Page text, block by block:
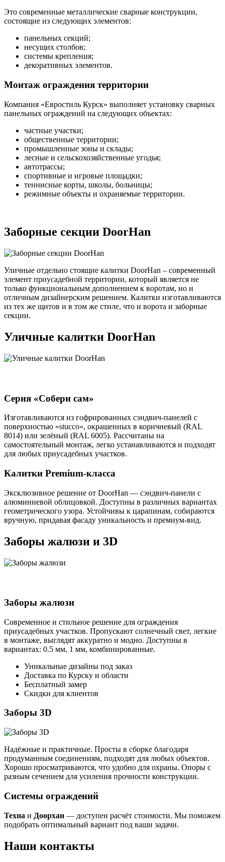
Это современные металлические сварные конструкции,
состоящие из следующих элементов:
панельных секций;
несущих столбов;
системы крепления;
декоративных элементов.
Монтаж ограждения территории
Компания «Евростиль Курск» выполняет установку сварных
панельных ограждений на следующих объектах:
частные участки;
общественные территории;
промышленные зоны и склады;
лесные и сельскохозяйственные угодья;
автотрассы;
спортивные и игровые площадки;
теннисные корты, школы, больницы;
режимные объекты и охраняемые территории.
Заборные секции DoorHan
Уличные отдельно стоящие калитки DoorHan – современный
элемент приусадебной территории, который является не
только функциональным дополнением к воротам, но и
отличным дизайнерским решением. Калитки изготавливаются
из тех же щитов и в том же стиле, что и ворота и заборные
секции.
Уличные калитки DoorHan
Серия «Собери сам»
Изготавливаются из гофрированных сэндвич-панелей с
поверхностью «stucco», окрашенных в коричневый (RAL
8014) или зелёный (RAL 6005). Рассчитаны на
самостоятельный монтаж, легко устанавливаются и подходят
для любых приусадебных участков.
Калитки Premium-класса
Эксклюзивное решение от DoorHan — сэндвич-панели с
алюминиевой облицовкой. Доступны в различных вариантах
геометрического узора. Устойчивы к царапинам, собираются
вручную, придавая фасаду уникальность и премиум-вид.
Заборы жалюзи и 3D
Заборы жалюзи
Современное и стильное решение для ограждения
приусадебных участков. Пропускают солнечный свет, легкие
в монтаже, выглядят аккуратно и модно. Доступны в
вариантах: 0.5 мм, 1 мм, комбинированные.
Уникальные дизайны под заказ
Доставка по Курску и области
Бесплатный замер
Скидки для клиентов
Заборы 3D
Надёжные и практичные. Просты в сборке благодаря
продуманным соединениям, подходят для любых объектов.
Хорошо просматриваются, что удобно для охраны. Опоры с
разным сечением для усиления прочности конструкции.
Системы ограждений
Техна и Доорхан — доступен расчёт стоимости. Мы поможем
подобрать оптимальный вариант под ваши задачи.
Наши контакты